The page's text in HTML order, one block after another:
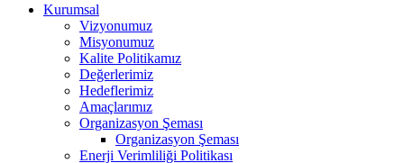
Kurumsal
Vizyonumuz
Misyonumuz
Kalite Politikamız
Değerlerimiz
Hedeflerimiz
Amaçlarımız
Organizasyon Şeması
Organizasyon Şeması
Enerji Verimliliği Politikası